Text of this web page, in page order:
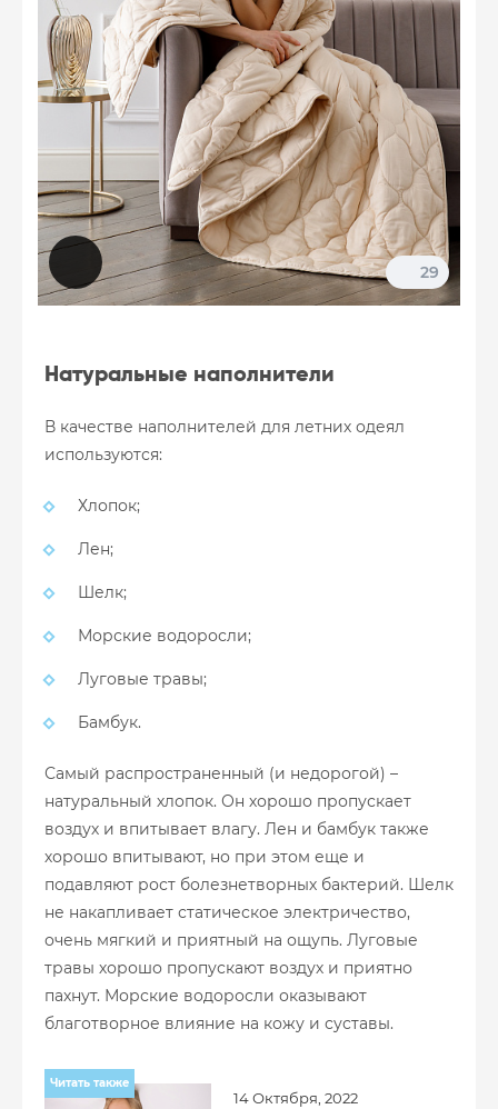
29
Натуральные наполнители
В качестве наполнителей для летних одеял
используются:
Хлопок;
Лен;
Шелк;
Морские водоросли;
Луговые травы;
Бамбук.
Самый распространенный (и недорогой) –
натуральный хлопок. Он хорошо пропускает
воздух и впитывает влагу. Лен и бамбук также
хорошо впитывают, но при этом еще и
подавляют рост болезнетворных бактерий. Шелк
не накапливает статическое электричество,
очень мягкий и приятный на ощупь. Луговые
травы хорошо пропускают воздух и приятно
пахнут. Морские водоросли оказывают
благотворное влияние на кожу и суставы.
Читать также
14 Октября, 2022